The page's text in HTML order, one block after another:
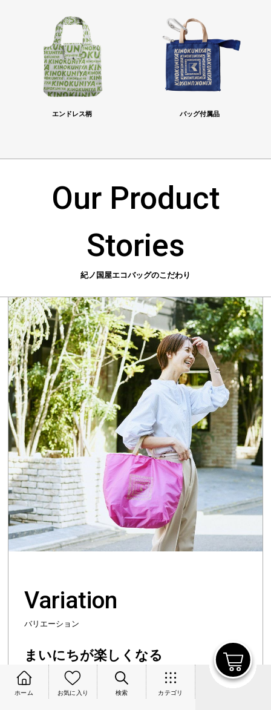
ホーム お気に入り 検索 カテゴリ
エンドレス柄 バッグ付属品
Our Product
Stories
紀ノ国屋エコバッグのこだわり
Variation
バリエーション
まいにちが楽しくなる
カラーバリエーション